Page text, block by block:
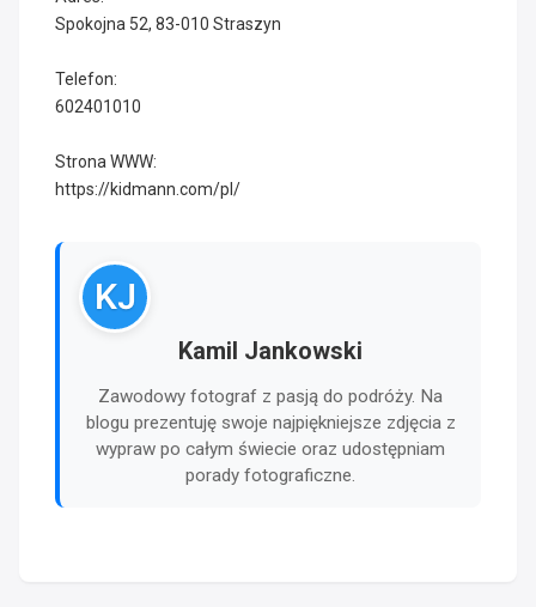
Spokojna 52, 83-010 Straszyn
Telefon:
602401010
Strona WWW:
https://kidmann.com/pl/
KJ
Kamil Jankowski
Zawodowy fotograf z pasją do podróży. Na
blogu prezentuję swoje najpiękniejsze zdjęcia z
wypraw po całym świecie oraz udostępniam
porady fotograficzne.